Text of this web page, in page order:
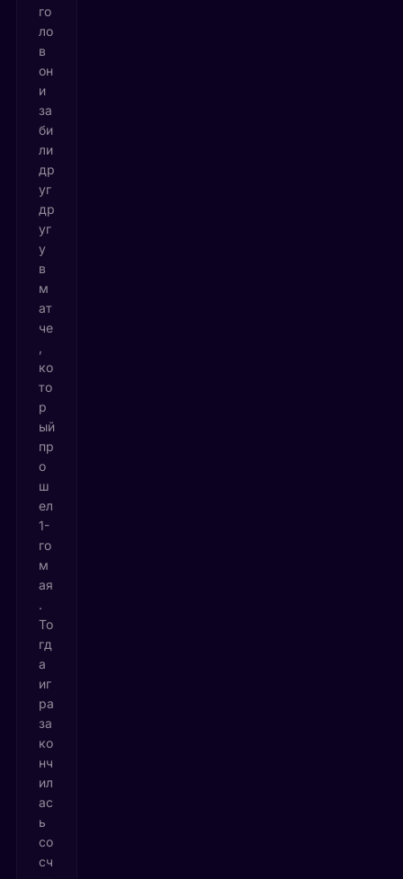
го
ло
в
он
и
за
би
ли
др
уг
др
уг
у
в
м
ат
че
ко
то
р
ый
пр
о
ш
ел
1-
го
м
ая
.
То
гд
а
иг
ра
за
ко
нч
ил
ас
ь
со
сч